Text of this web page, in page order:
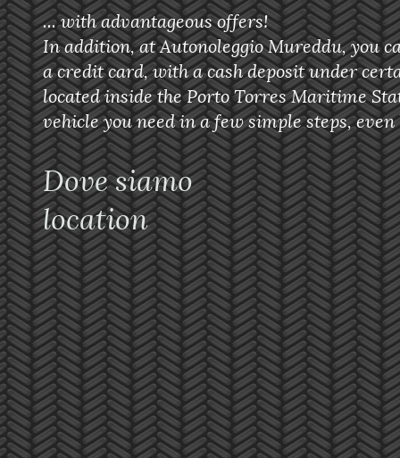
... with advantageous offers!
In addition, at Autonoleggio Mureddu, you
a credit card, with a cash deposit under
located inside the Porto Torres Maritime
vehicle you need in a few simple steps,
Dove
location